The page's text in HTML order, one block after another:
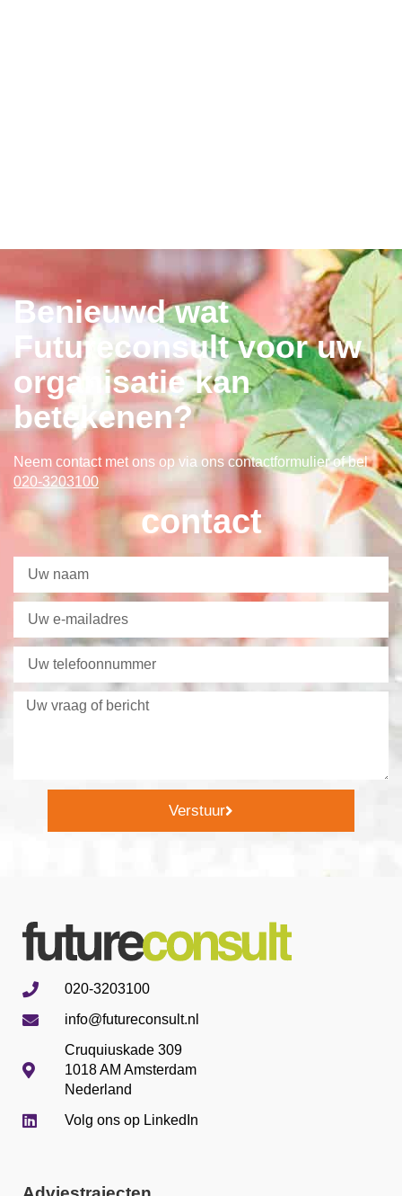
Benieuwd wat
Futureconsult voor uw
organisatie kan
betekenen?
Neem contact met ons op via ons contactformulier of bel
020-3203100
contact
Verstuur
020-3203100
info@futureconsult.nl
Cruquiuskade 309
1018 AM Amsterdam
Nederland
Volg ons op LinkedIn